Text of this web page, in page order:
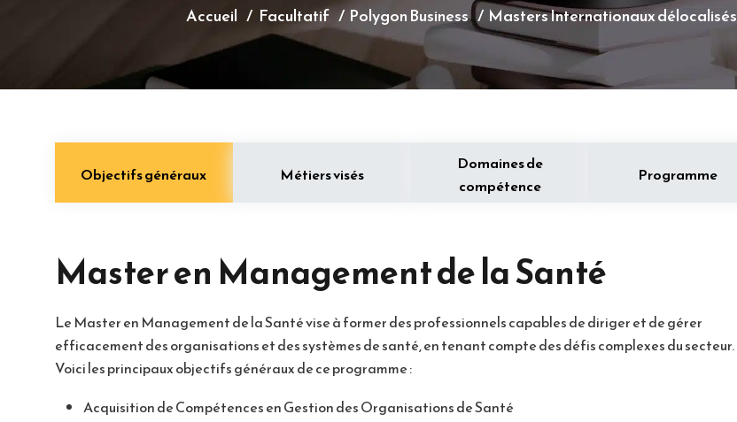
Accueil Facultatif Polygon Business Masters Internationaux délocalisés
Objectifs généraux Métiers visés
Domaines de
compétence
Programme
Master en Management de la Santé
Le Master en Management de la Santé vise à former des professionnels capables de diriger et de gérer
efficacement des organisations et des systèmes de santé, en tenant compte des défis complexes du secteur.
Voici les principaux objectifs généraux de ce programme :
Acquisition de Compétences en Gestion des Organisations de Santé